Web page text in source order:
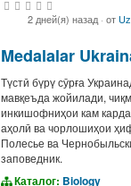
2 дней(я) назад· от
Medalalar
Түстӣ бүрү сӯрға
мавқеъда жойилади,
инкишофниҳои кам
аҳолӣ ва чорлошиҳои
Полесье ва
заповедник.
Каталог: Biology